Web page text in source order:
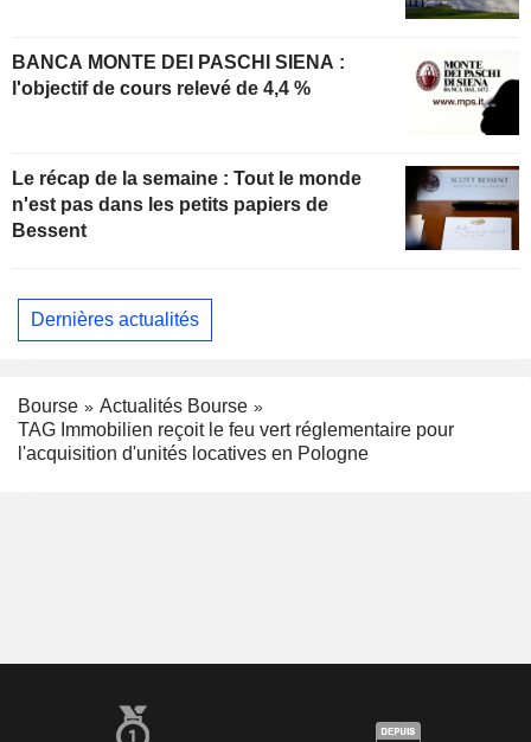
BANCA MONTE DEI PASCHI SIENA :
l'objectif de cours relevé de 4,4 %
Le récap de la semaine : Tout le monde
n'est pas dans les petits papiers de
Bessent
Dernières actualités
Bourse
Actualités Bourse
TAG Immobilien reçoit le feu vert réglementaire pour
l'acquisition d'unités locatives en Pologne